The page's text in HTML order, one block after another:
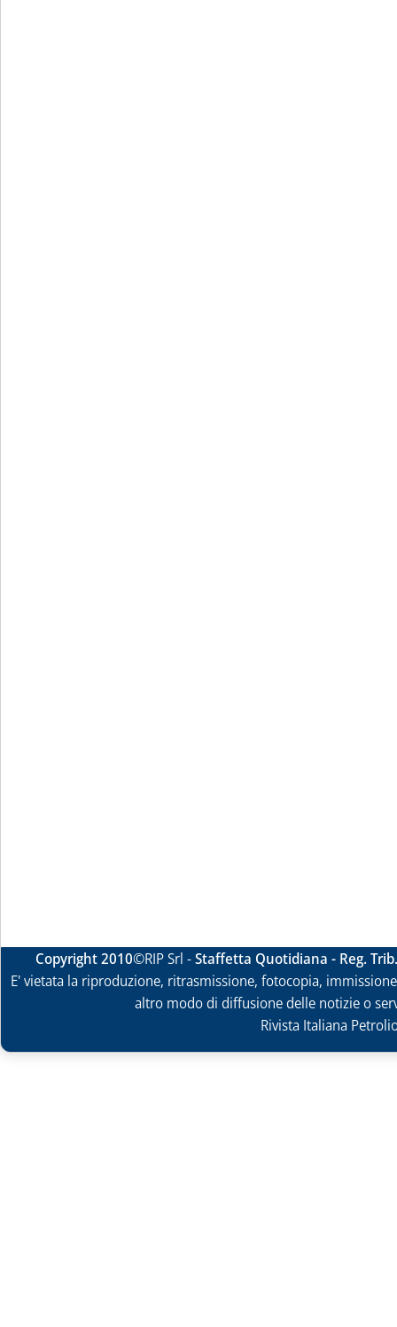
Copyright 2010©RIP Srl -Staffetta Quotidiana - Reg.
E' vietata la riproduzione, ritrasmissione, fotocopia,
altro modo di diffusione delle notizie o
Rivista Italiana